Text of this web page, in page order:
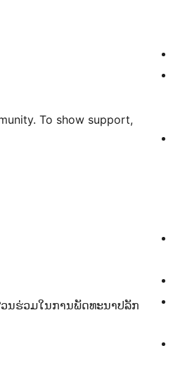
To show support,
ວນຮ່ວມໃນການພັດທະນາປລັກ